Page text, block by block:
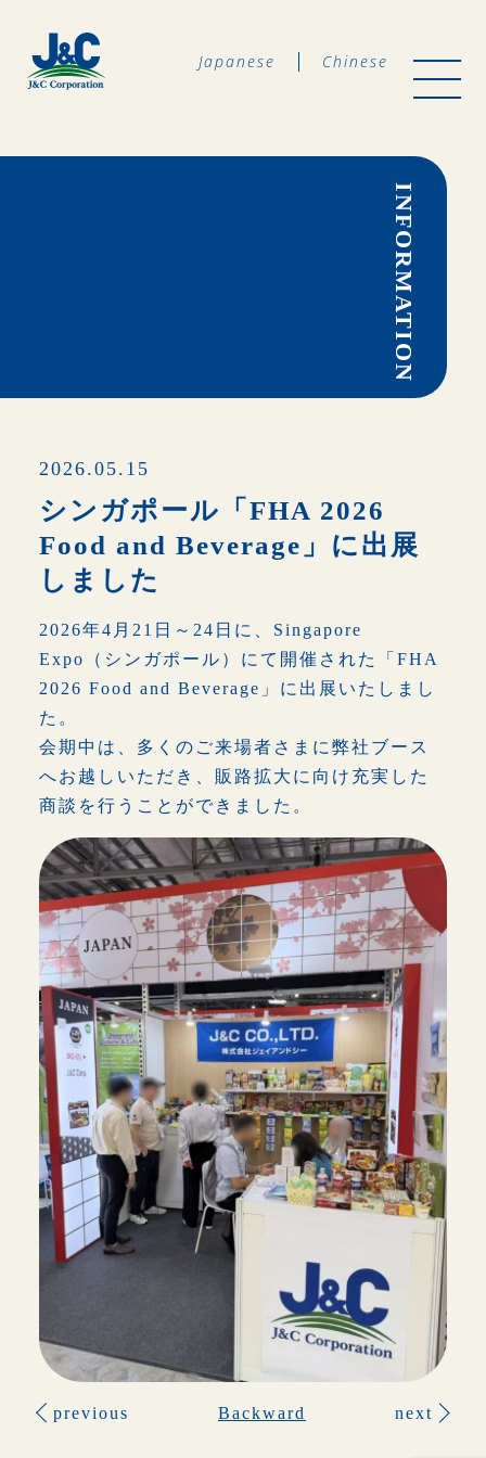
Japanese Chinese
トップページ
Imports
Company Information
Recruitment
INFORMATION
2026.05.15
シンガポール「FHA 2026
Food and Beverage」に出展
しました
2026年4月21日～24日に、Singapore
Expo（シンガポール）にて開催された「FHA
2026 Food and Beverage」に出展いたしまし
た。
会期中は、多くのご来場者さまに弊社ブース
へお越しいただき、販路拡大に向け充実した
商談を行うことができました。
previous Backward next